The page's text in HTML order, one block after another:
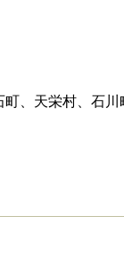
、天栄村、石